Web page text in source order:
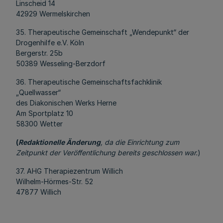
Linscheid 14
42929 Wermelskirchen
35. Therapeutische Gemeinschaft „Wendepunkt“ der
Drogenhilfe e.V. Köln
Bergerstr. 25b
50389 Wesseling-Berzdorf
36. Therapeutische Gemeinschaftsfachklinik
„Quellwasser“
des Diakonischen Werks Herne
Am Sportplatz 10
58300 Wetter
(Redaktionelle Änderung, da die Einrichtung zum
Zeitpunkt der Veröffentlichung bereits geschlossen war.)
37. AHG Therapiezentrum Willich
Wilhelm-Hörmes-Str. 52
47877 Willich